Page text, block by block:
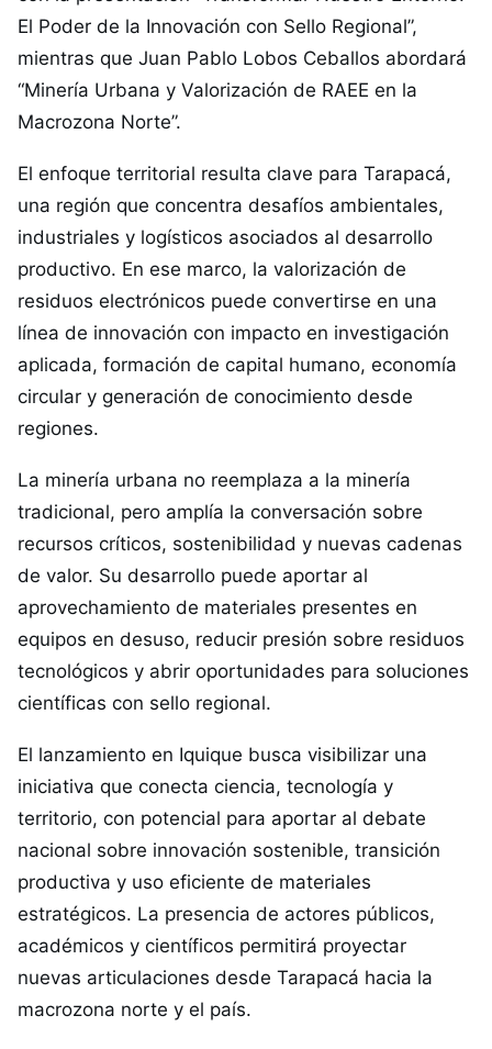
El Poder de la Innovación con Sello Regional”,
mientras que Juan Pablo Lobos Ceballos abordará
“Minería Urbana y Valorización de RAEE en la
Macrozona Norte”.
El enfoque territorial resulta clave para Tarapacá,
una región que concentra desafíos ambientales,
industriales y logísticos asociados al desarrollo
productivo. En ese marco, la valorización de
residuos electrónicos puede convertirse en una
línea de innovación con impacto en investigación
aplicada, formación de capital humano, economía
circular y generación de conocimiento desde
regiones.
La minería urbana no reemplaza a la minería
tradicional, pero amplía la conversación sobre
recursos críticos, sostenibilidad y nuevas cadenas
de valor. Su desarrollo puede aportar al
aprovechamiento de materiales presentes en
equipos en desuso, reducir presión sobre residuos
tecnológicos y abrir oportunidades para soluciones
científicas con sello regional.
El lanzamiento en Iquique busca visibilizar una
iniciativa que conecta ciencia, tecnología y
territorio, con potencial para aportar al debate
nacional sobre innovación sostenible, transición
productiva y uso eficiente de materiales
estratégicos. La presencia de actores públicos,
académicos y científicos permitirá proyectar
nuevas articulaciones desde Tarapacá hacia la
macrozona norte y el país.